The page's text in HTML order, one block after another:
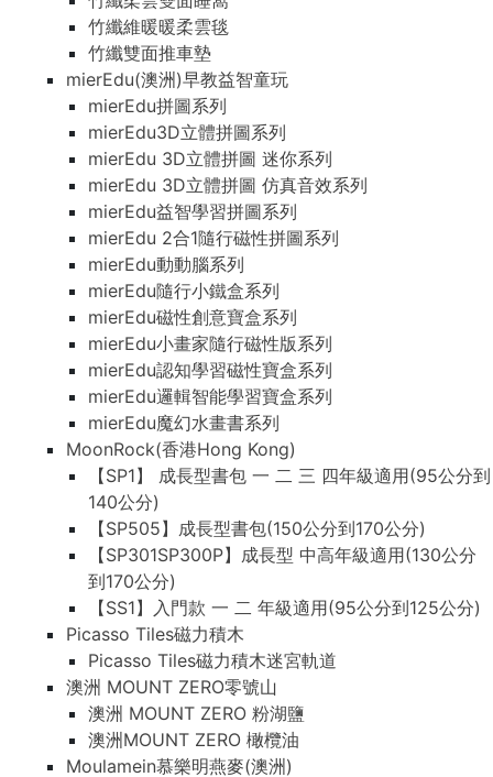
竹纖維暖暖柔雲毯
竹纖雙面推車墊
mierEdu(澳洲)早教益智童玩
mierEdu拼圖系列
mierEdu3D立體拼圖系列
mierEdu 3D立體拼圖 迷你系列
mierEdu 3D立體拼圖 仿真音效系列
mierEdu益智學習拼圖系列
mierEdu 2合1隨行磁性拼圖系列
mierEdu動動腦系列
mierEdu隨行小鐵盒系列
mierEdu磁性創意寶盒系列
mierEdu小畫家隨行磁性版系列
mierEdu認知學習磁性寶盒系列
mierEdu邏輯智能學習寶盒系列
mierEdu魔幻水畫書系列
MoonRock(香港Hong Kong)
【SP1】 成長型書包 一 二 三 四年級適用(95公分到
140公分)
【SP505】成長型書包(150公分到170公分)
【SP301SP300P】成長型 中高年級適用(130公分
到170公分)
【SS1】入門款 一 二 年級適用(95公分到125公分)
Picasso Tiles磁力積木
Picasso Tiles磁力積木迷宮軌道
澳洲 MOUNT ZERO零號山
澳洲 MOUNT ZERO 粉湖鹽
澳洲MOUNT ZERO 橄欖油
Moulamein慕樂明燕麥(澳洲)